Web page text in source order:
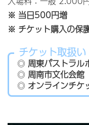
※ 当日500円増
※ チケット購入の保
チケット取扱い
◎ 周東パストラル
◎ 周南市文化会館
◎ オンラインチ